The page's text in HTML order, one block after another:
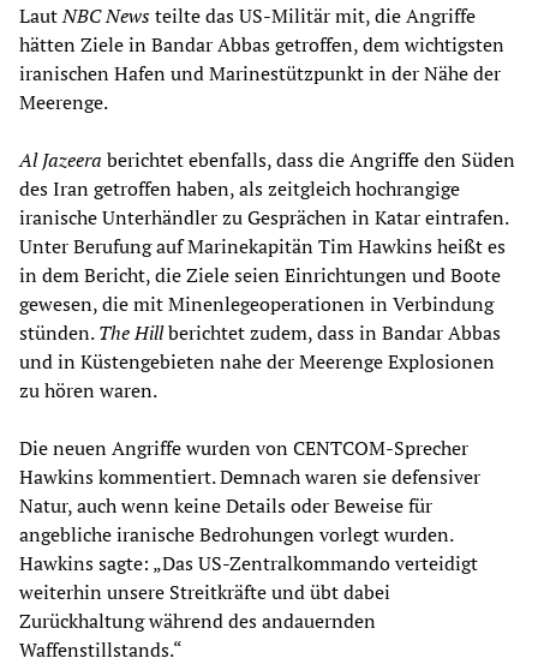
LautNBC Newsteilte das US-Militär mit, die Angriffe
hätten Ziele in Bandar Abbas getroffen, dem wichtigsten
iranischen Hafen und Marinestützpunkt in der Nähe der
Meerenge.
Al Jazeera berichtet ebenfalls, dass die Angriffe den Süden
des Iran getroffen haben, als zeitgleich hochrangige
iranische Unterhändler zu Gesprächen in Katar eintrafen.
Unter Berufung auf Marinekapitän Tim Hawkins heißt es
in dem Bericht, die Ziele seien Einrichtungen und Boote
gewesen, die mit Minenlegeoperationen in Verbindung
stünden.The Hillberichtet zudem, dass in Bandar Abbas
und in Küstengebieten nahe der Meerenge Explosionen
zu hören waren.
Die neuen Angriffe wurden von CENTCOM-Sprecher
Hawkins kommentiert. Demnach waren sie defensiver
Natur, auch wenn keine Details oder Beweise für
angebliche iranische Bedrohungen vorlegt wurden.
Hawkins sagte: „Das US-Zentralkommando verteidigt
weiterhin unsere Streitkräfte und übt dabei
Zurückhaltung während des andauernden
Waffenstillstands.“